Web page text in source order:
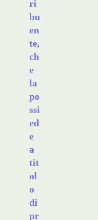
ri
bu
en
te,
ch
e
la
po
ssi
ed
e
a
tit
ol
o
di
pr